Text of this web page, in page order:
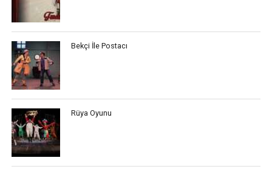
Bekçi İle Postacı
Rüya Oyunu